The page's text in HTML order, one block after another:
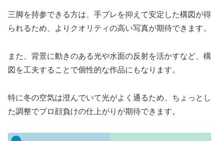
三脚を持参できる方は、手ブレを抑えて安定した構図が得
られるため、よりクオリティの高い写真が期待できます。
また、背景に動きのある光や水面の反射を活かすなど、構
図を工夫することで個性的な作品にもなります。
特に冬の空気は澄んでいて光がよく通るため、ちょっとし
た調整でプロ顔負けの仕上がりが期待できます。